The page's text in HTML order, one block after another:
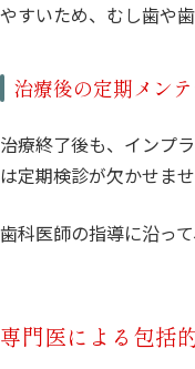
やすいため、むし歯や
治療後の定期メン
治療終了後も、インプ
は定期検診が欠かせませ
歯科医師の指導に沿っ
専門医による包括